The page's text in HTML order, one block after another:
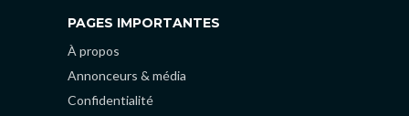
PAGES IMPORTANTES
À propos
Annonceurs & média
Confidentialité